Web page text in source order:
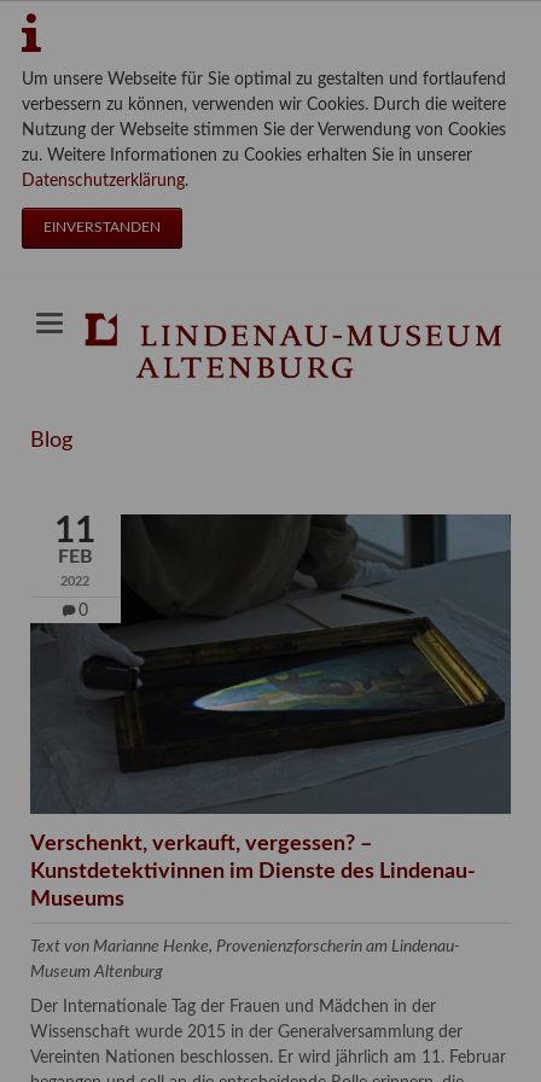
Um unsere Webseite für Sie optimal zu gestalten und fortlaufend
verbessern zu können, verwenden wir Cookies. Durch die weitere
Nutzung der Webseite stimmen Sie der Verwendung von Cookies
zu. Weitere Informationen zu Cookies erhalten Sie in unserer
Datenschutzerklärung.
EINVERSTANDEN
Blog
11
FEB
2022
0
Verschenkt, verkauft, vergessen? –
Kunstdetektivinnen im Dienste des Lindenau-
Museums
Text von Marianne Henke, Provenienzforscherin am Lindenau-
Museum Altenburg
Der Internationale Tag der Frauen und Mädchen in der
Wissenschaft wurde 2015 in der Generalversammlung der
Vereinten Nationen beschlossen. Er wird jährlich am 11. Februar